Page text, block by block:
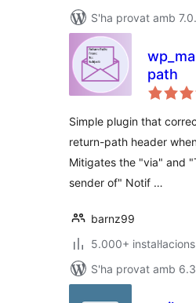
S'ha provat amb
path
Simple plugin that
return-path header
Mitigates the "via" and
sender of" Notif …
barnz99
5.000+
S'ha provat amb